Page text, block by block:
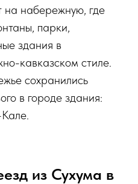
на набережную, где
парки,
здания в
кавказском стиле.
сохранились
в городе здания:
из Сухума в